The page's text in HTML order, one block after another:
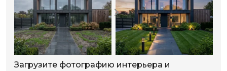
Загрузите фотографию интерьера и